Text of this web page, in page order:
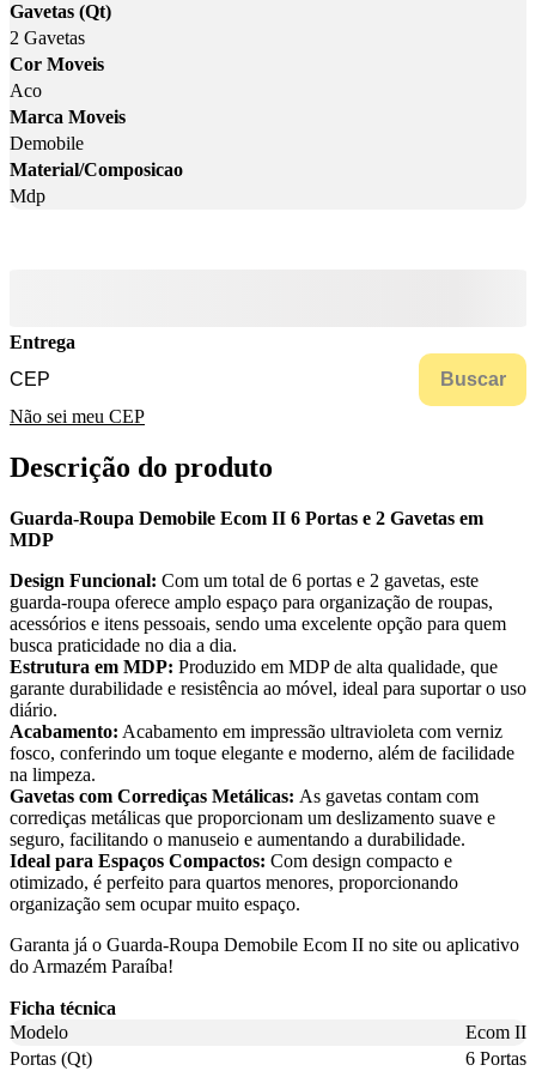
Gavetas (Qt)
2 Gavetas
Cor Moveis
Aco
Marca Moveis
Demobile
Material/Composicao
Mdp
Entrega
Buscar
Não sei meu CEP
Descrição do produto
Guarda-Roupa Demobile Ecom II 6 Portas e 2 Gavetas em
MDP
Design Funcional: Com um total de 6 portas e 2 gavetas, este
guarda-roupa oferece amplo espaço para organização de roupas,
acessórios e itens pessoais, sendo uma excelente opção para quem
busca praticidade no dia a dia.
Estrutura em MDP: Produzido em MDP de alta qualidade, que
garante durabilidade e resistência ao móvel, ideal para suportar o uso
diário.
Acabamento: Acabamento em impressão ultravioleta com verniz
fosco, conferindo um toque elegante e moderno, além de facilidade
na limpeza.
Gavetas com Corrediças Metálicas: As gavetas contam com
corrediças metálicas que proporcionam um deslizamento suave e
seguro, facilitando o manuseio e aumentando a durabilidade.
Ideal para Espaços Compactos: Com design compacto e
otimizado, é perfeito para quartos menores, proporcionando
organização sem ocupar muito espaço.
Garanta já o Guarda-Roupa Demobile Ecom II no site ou aplicativo
do Armazém Paraíba!
Ficha técnica
Modelo
Ecom II
Portas (Qt)
6 Portas